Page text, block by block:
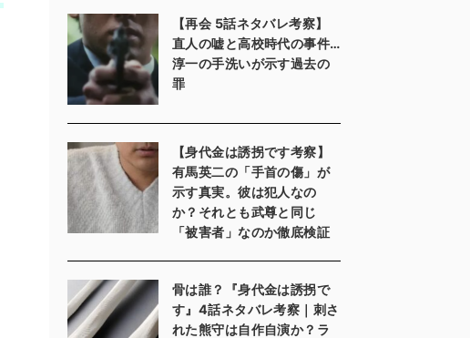
【再会 5話ネタバレ考察】
直人の嘘と高校時代の事件…
淳一の手洗いが示す過去の
罪
【身代金は誘拐です考察】
有馬英二の「手首の傷」が
示す真実。彼は犯人なの
か？それとも武尊と同じ
「被害者」なのか徹底検証
骨は誰？『身代金は誘拐で
す』4話ネタバレ考察｜刺さ
れた熊守は自作自演か？ラ